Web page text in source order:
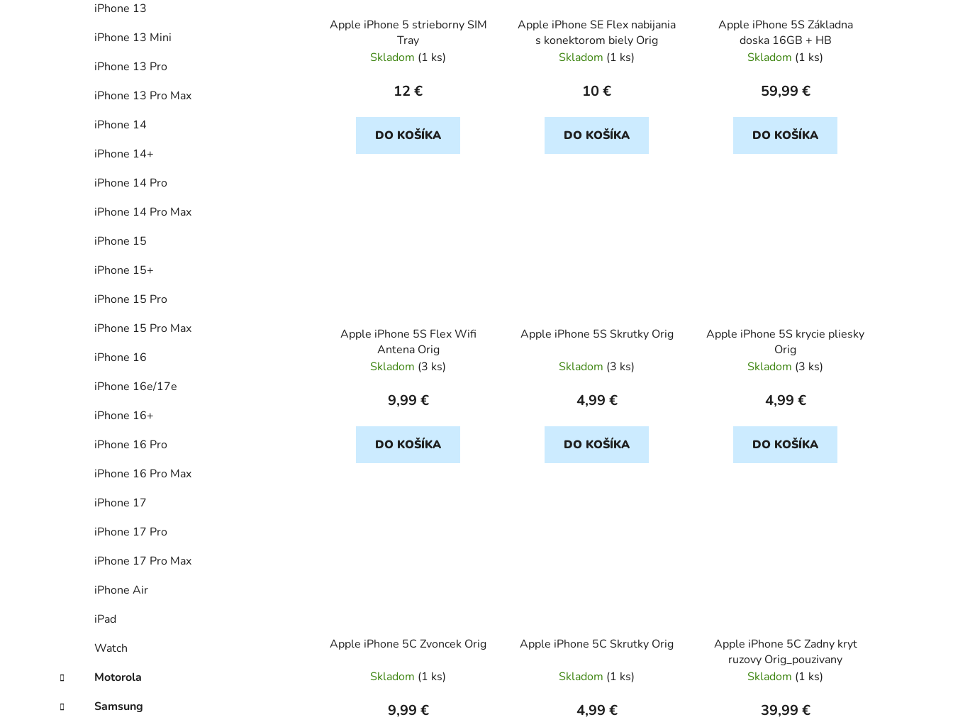
iPhone 13
iPhone 13 Mini
iPhone 13 Pro
iPhone 13 Pro Max
iPhone 14
iPhone 14+
iPhone 14 Pro
iPhone 14 Pro Max
iPhone 15
iPhone 15+
iPhone 15 Pro
iPhone 15 Pro Max
iPhone 16
iPhone 16e/17e
iPhone 16+
iPhone 16 Pro
iPhone 16 Pro Max
iPhone 17
iPhone 17 Pro
iPhone 17 Pro Max
iPhone Air
iPad
Watch
Motorola
Samsung
Apple iPhone 5 strieborny SIM
Tray
Skladom (1 ks)
12 €
DO KOŠÍKA
Apple iPhone SE Flex nabijania
s konektorom biely Orig
Skladom (1 ks)
10 €
DO KOŠÍKA
Apple iPhone 5S Základna
doska 16GB + HB
Skladom (1 ks)
59,99 €
DO KOŠÍKA
Apple iPhone 5S Flex Wifi
Antena Orig
Skladom (3 ks)
9,99 €
DO KOŠÍKA
Apple iPhone 5S Skrutky Orig
Skladom (3 ks)
4,99 €
DO KOŠÍKA
Apple iPhone 5S krycie pliesky
Orig
Skladom (3 ks)
4,99 €
DO KOŠÍKA
Apple iPhone 5C Zvoncek Orig
Skladom (1 ks)
9,99 €
Apple iPhone 5C Skrutky Orig
Skladom (1 ks)
4,99 €
Apple iPhone 5C Zadny kryt
ruzovy Orig_pouzivany
Skladom (1 ks)
39,99 €